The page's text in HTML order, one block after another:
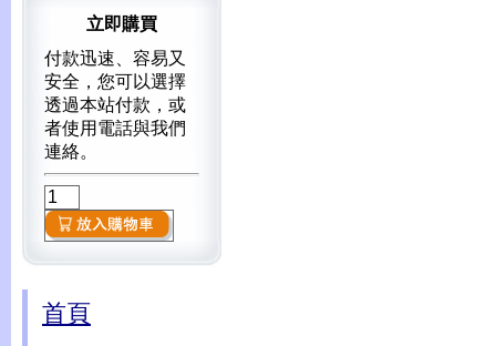
立即購買
付款迅速、容易又
安全，您可以選擇
透過本站付款，或
者使用電話與我們
連絡。
首頁